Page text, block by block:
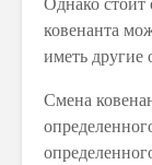
ковенанта
иметь другие
Смена